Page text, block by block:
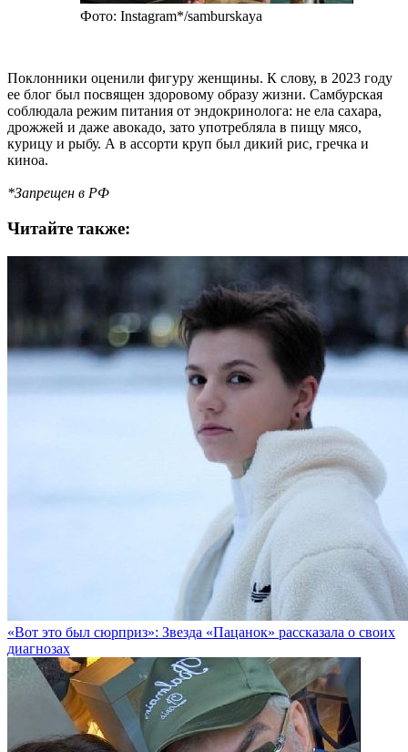
Фото: Instagram*/samburskaya
Поклонники оценили фигуру женщины. К слову, в 2023 году
ее блог был посвящен здоровому образу жизни. Самбурская
соблюдала режим питания от эндокринолога: не ела сахара,
дрожжей и даже авокадо, зато употребляла в пищу мясо,
курицу и рыбу. А в ассорти круп был дикий рис, гречка и
киноа.
*Запрещен в РФ
Читайте также:
«Вот это был сюрприз»: Звезда «Пацанок» рассказала о своих
диагнозах